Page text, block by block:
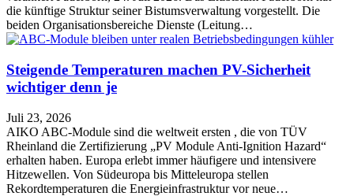
die künftige Struktur seiner Bistumsverwaltung vorgestellt. Die
beiden Organisationsbereiche Dienste (Leitung…
Steigende Temperaturen machen PV-Sicherheit
wichtiger denn je
Juli 23, 2026
AIKO ABC-Module sind die weltweit ersten , die von TÜV
Rheinland die Zertifizierung „PV Module Anti-Ignition Hazard“
erhalten haben. Europa erlebt immer häufigere und intensivere
Hitzewellen. Von Südeuropa bis Mitteleuropa stellen
Rekordtemperaturen die Energieinfrastruktur vor neue…